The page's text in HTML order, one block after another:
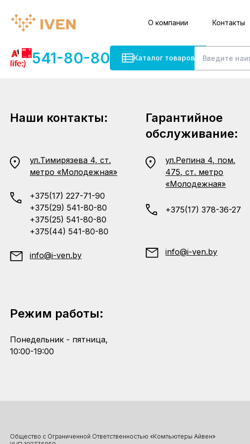
О компании Контакты
541-80-80 Каталог товаров
Наши контакты:
ул.Тимирязева 4, ст.
метро «Молодежная»
+375(17) 227-71-90
+375(29) 541-80-80
+375(25) 541-80-80
+375(44) 541-80-80
info@i-ven.by
Гарантийное
обслуживание:
ул.Репина 4, пом.
475, ст. метро
«Молодежная»
+375(17) 378-36-27
info@i-ven.by
Режим работы:
Понедельник - пятница,
10:00-19:00
Общество с Ограниченной Ответственностью «Компьютеры Айвен»